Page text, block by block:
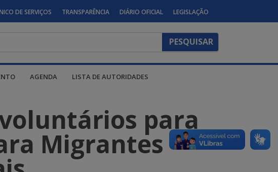
DE SERVIÇOS TRANSPARÊNCIA DIÁRIO OFICIAL LEGISLAÇÃO
AGENDA LISTA DE AUTORIDADES
para
Migrantes